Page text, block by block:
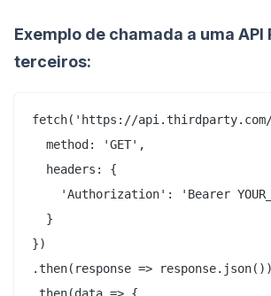
Exemplo de chamada a uma API
terceiros:
fetch('https://
  method: 'GET',
  headers: {
'Authorization': 'Bearer
  }
})
.then(response => response.json())
.then(data => {